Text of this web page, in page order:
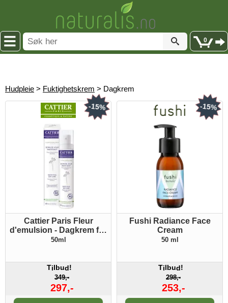
0
Hudpleie > Fuktighetskrem > Dagkrem
Cattier Paris Fleur
d'emulsion - Dagkrem for
fet hud
50ml
Tilbud!
349,-
297,-
-15%
Fushi Radiance Face
Cream
50 ml
Tilbud!
298,-
253,-
-15%